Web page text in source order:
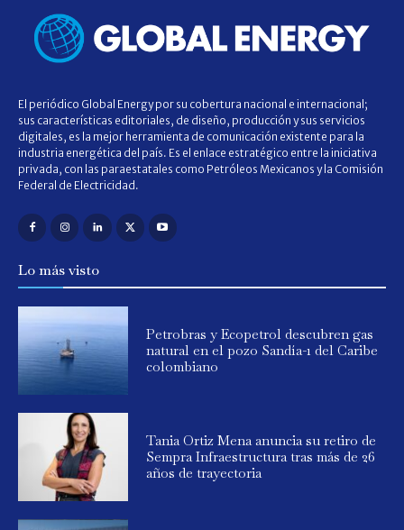
El periódico Global Energy por su cobertura nacional e internacional;
sus características editoriales, de diseño, producción y sus servicios
digitales, es la mejor herramienta de comunicación existente para la
industria energética del país. Es el enlace estratégico entre la iniciativa
privada, con las paraestatales como Petróleos Mexicanos y la Comisión
Federal de Electricidad.
Lo más visto
Petrobras y Ecopetrol descubren gas
natural en el pozo Sandía-1 del Caribe
colombiano
Tania Ortiz Mena anuncia su retiro de
Sempra Infraestructura tras más de 26
años de trayectoria